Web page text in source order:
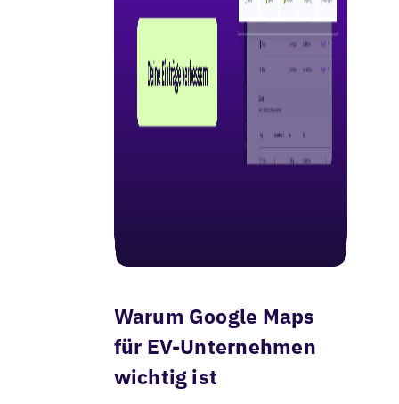
Warum Google Maps
für EV-Unternehmen
wichtig ist